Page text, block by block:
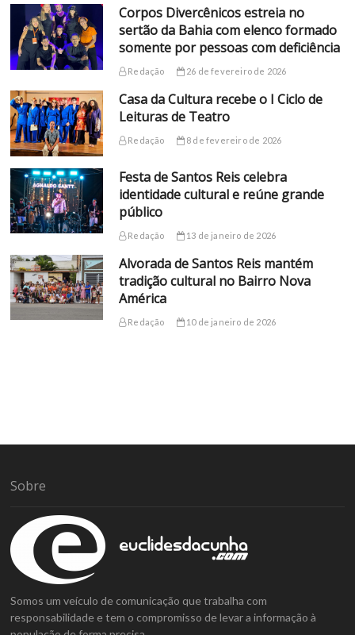
Corpos Divercênicos estreia no
sertão da Bahia com elenco formado
somente por pessoas com deficiência
Redação 26 de fevereiro de 2026
Casa da Cultura recebe o I Ciclo de
Leituras de Teatro
Redação 8 de fevereiro de 2026
Festa de Santos Reis celebra
identidade cultural e reúne grande
público
Redação 13 de janeiro de 2026
Alvorada de Santos Reis mantém
tradição cultural no Bairro Nova
América
Redação 10 de janeiro de 2026
Sobre
Somos um veículo de comunicação que trabalha com
responsabilidade e tem o compromisso de levar a informação à